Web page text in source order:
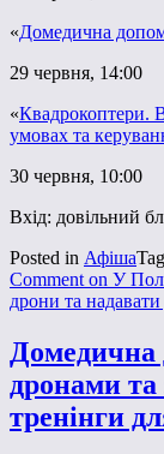
«Домедична
29 червня, 14:00
«Квадрокоптери.
умовах та
30 червня, 10:00
Вхід: довільний
Posted in Афіша
Comment on У
дрони та
Домедична
дронами та
тренінги